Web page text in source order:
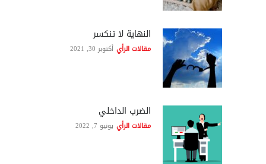
النهاية لا تنكسر
مقالات الرأي أكتوبر 30, 2021
الضرب الداخلي
مقالات الرأي يونيو 7, 2022